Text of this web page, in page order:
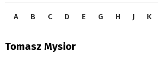
A B C D E G H J K
Tomasz Mysior